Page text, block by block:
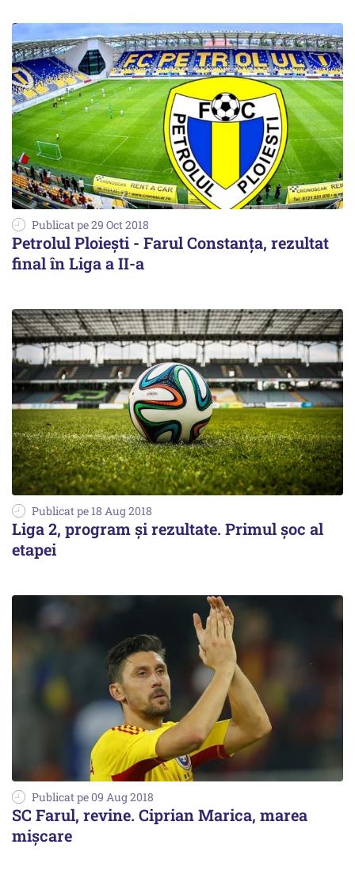
Publicat pe 29 Oct 2018
Petrolul Ploieşti - Farul Constanţa, rezultat
final în Liga a II-a
Publicat pe 18 Aug 2018
Liga 2, program şi rezultate. Primul şoc al
etapei
Publicat pe 09 Aug 2018
SC Farul, revine. Ciprian Marica, marea
mișcare